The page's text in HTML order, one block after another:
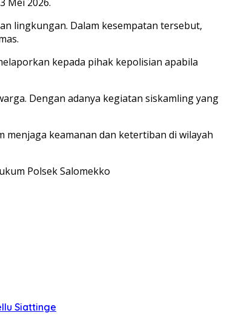
lingkungan. Dalam kesempatan tersebut,
kepada pihak kepolisian apabila
Dengan adanya kegiatan siskamling yang
keamanan dan ketertiban di wilayah
Polsek Salomekko
Siattinge